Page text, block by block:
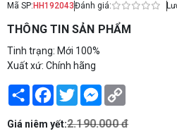
Mã SP: HH192043Đánh giá:
THÔNG TIN SẢN PHẨM
Tinh trạng: Mới 100%
Xuất xứ: Chính hãng
Share Facebook
TwitterMessenger
Giá niêm yết:2.190.000 đ